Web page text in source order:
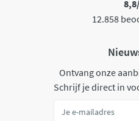
12.858
Ontvang onze
Schrijf je direct in